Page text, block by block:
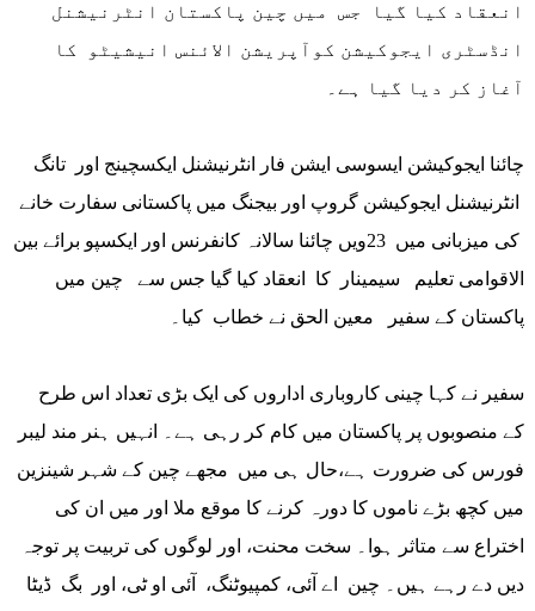
انعقاد کیا گیا جس میں چین پاکستان انٹرنیشنل
انڈسٹری ایجوکیشن کوآپریشن الائنس انیشیٹو کا
آغاز کر دیا گیا ہے۔
انٹرنیشنل ایجوکیشن گروپ اور بیجنگ میں پاکستانی سفارت خانے
کی میزبانی میں 23ویں چائنا سالانہ کانفرنس اور ایکسپو برائے بین
الاقوامی تعلیم سیمینار کا انعقاد کیا گیا جس سے چین میں
پاکستان کے سفیر معین الحق نے خطاب کیا۔
کے منصوبوں پر پاکستان میں کام کر رہی ہے۔ انہیں ہنر مند لیبر
فورس کی ضرورت ہے،حال ہی میں مجھے چین کے شہر شینزین
میں کچھ بڑے ناموں کا دورہ کرنے کا موقع ملا اور میں ان کی
اختراع سے متاثر ہوا۔ سخت محنت، اور لوگوں کی تربیت پر توجہ
دیں دے رہے ہیں۔ چین اے آئی، کمپیوٹنگ، آئی او ٹی، اور بگ ڈیٹا